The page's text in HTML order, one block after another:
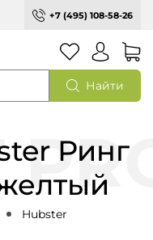
+7 (495) 108-58-26
Найти
Ринг
Hubster